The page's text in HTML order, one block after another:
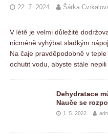
22. 7. 2024 Šárka
V létě je velmi důležité
nicméně vyhýbat sladkým
Na čaje pravděpodobně v
ochutit vodu, abyste stále
Dehydratace
Nauče se
1. 5. 2022